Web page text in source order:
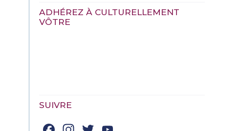
ADHÉREZ À CULTURELLEMENT
VÔTRE
SUIVRE